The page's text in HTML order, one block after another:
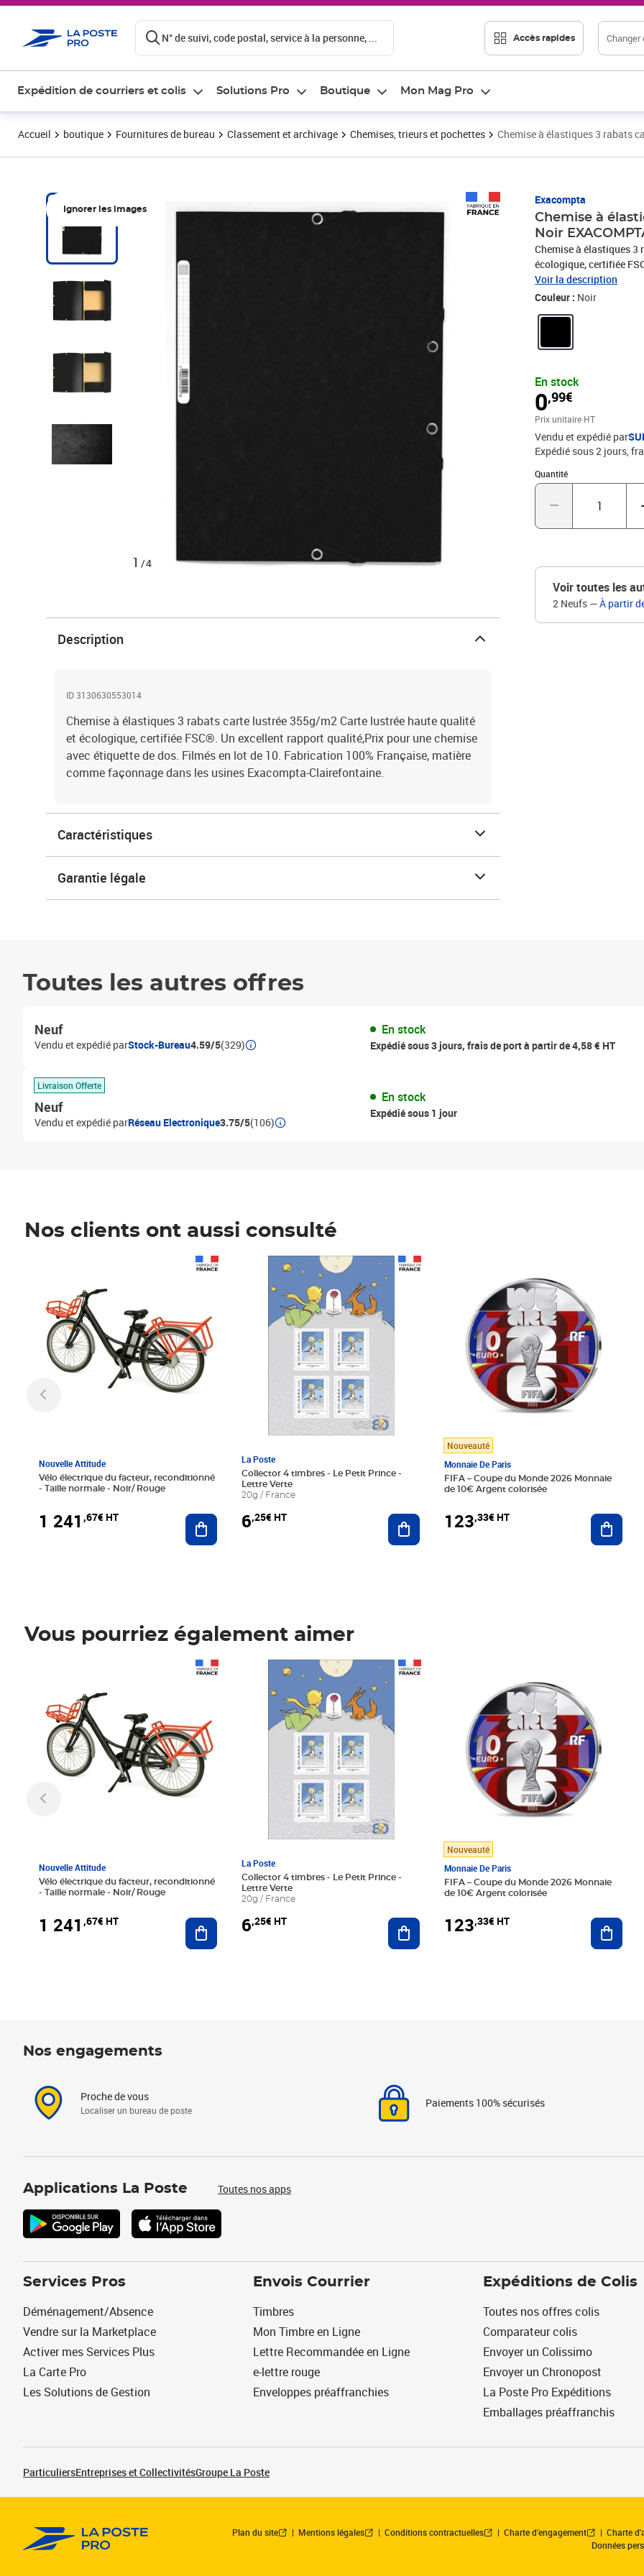
N° de suivi, code postal, service à la personne, ... Accès rapides Changer
Expédition de courriers et colis Solutions Pro Boutique Mon Mag Pro
Accueil boutique Fournitures de bureau Classement et archivage Chemises, trieurs et pochettes Chemise à élastiques 3 rabats
Ignorer les images
1 /4
Exacompta
Chemise à
Noir
Chemise à élastiques
écologique, certifiée
étiquette de dos. Filmés
façonnage dans les
Voir la description
Couleur : Noir
En stock
0,99€
Prix 0,99€
Prix unitaire HT
Vendu et expédié par
Expédié sous 2 jours,
Quantité
Quantité : 1
Voir toutes les
2 Neufs —À partir
Description
ID 3130630553014
Chemise à élastiques 3 rabats carte lustrée 355g/m2 Carte lustrée haute qualité
et écologique, certifiée FSC®. Un excellent rapport qualité,Prix pour une chemise
avec étiquette de dos. Filmés en lot de 10. Fabrication 100% Française, matière
comme façonnage dans les usines Exacompta-Clairefontaine.
Caractéristiques
Garantie légale
Toutes les autres offres
Neuf
Vendu et expédié parStock-Bureau4.59/5(329)
En stock
Expédié sous 3 jours, frais de port à partir de 4,58 € HT
Livraison Offerte
Neuf
Vendu et expédié parRéseau Electronique3.75/5(106)
En stock
Expédié sous 1 jour
Nos clients ont aussi consulté
Nouvelle Attitude
Vélo électrique du facteur, reconditionné
- Taille normale - Noir/ Rouge
1 241 ,67€ HT Ajouter au panier
La Poste
Collector 4 timbres - Le Petit Prince -
Lettre Verte
20g / France
6,25€ HT
Prix 6,25€ HT
Ajouter au panier
Nouveauté
Monnaie De Paris
FIFA – Coupe du Monde 2026 Monnaie
de 10€ Argent colorisée
123,33€ HT
Vous pourriez également aimer
Nouvelle Attitude
Vélo électrique du facteur, reconditionné
- Taille normale - Noir/ Rouge
1 241 ,67€ HT Ajouter au panier
La Poste
Collector 4 timbres - Le Petit Prince -
Lettre Verte
20g / France
6,25€ HT
Prix 6,25€ HT
Ajouter au panier
Nouveauté
Monnaie De Paris
FIFA – Coupe du Monde 2026 Monnaie
de 10€ Argent colorisée
123,33€ HT
Nos engagements
Proche de vous
Localiser un bureau de poste
Paiements 100% sécurisés
Applications La Poste Toutes nos apps
Services Pros
Déménagement/Absence
Vendre sur la Marketplace
Activer mes Services Plus
La Carte Pro
Les Solutions de Gestion
Envois Courrier
Timbres
Mon Timbre en Ligne
Lettre Recommandée en Ligne
e-lettre rouge
Enveloppes préaffranchies
Expéditions de Colis
Toutes nos offres colis
Comparateur colis
Envoyer un Colissimo
Envoyer un Chronopost
La Poste Pro Expéditions
Emballages préaffranchis
ParticuliersEntreprises et CollectivitésGroupe La Poste
Plan du site Mentions légales Conditions contractuelles Charte d’engagement Charte
Données